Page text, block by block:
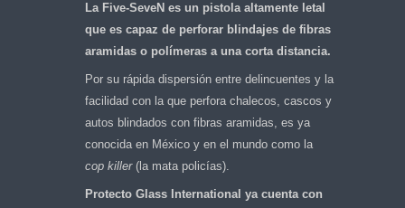
La Five-SeveN es un pistola altamente letal
que es capaz de perforar blindajes de fibras
aramidas o polímeras a una corta distancia.
Por su rápida dispersión entre delincuentes y la
facilidad con la que perfora chalecos, cascos y
autos blindados con fibras aramidas, es ya
conocida en México y en el mundo como la
cop killer(la mata policías).
Protecto Glass International ya cuenta con